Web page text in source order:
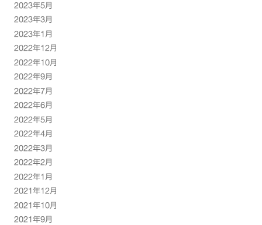
2023年5月
2023年3月
2023年1月
2022年12月
2022年10月
2022年9月
2022年7月
2022年6月
2022年5月
2022年4月
2022年3月
2022年2月
2022年1月
2021年12月
2021年10月
2021年9月